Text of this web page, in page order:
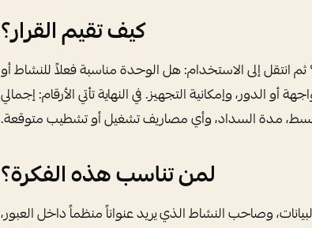
كيف تقيم القرار؟
انتقل إلى الاستخدام: هل الوحدة مناسبة فعلاً للنشاط أو
الدور، وإمكانية التجهيز. في النهاية تأتي الأرقام: إجمالي
مدة السداد، وأي مصاريف تشغيل أو تشطيب متوقعة.
لمن تناسب هذه الفكرة؟
وصاحب النشاط الذي يريد عنواناً منظماً داخل العبور،